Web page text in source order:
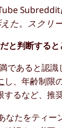
た。スクリ
と判断すると
であると認
し、年齢制限
るなど、推
なたをティ